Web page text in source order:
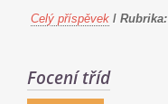
Celý příspěvek / Rubrika:
Focení tříd